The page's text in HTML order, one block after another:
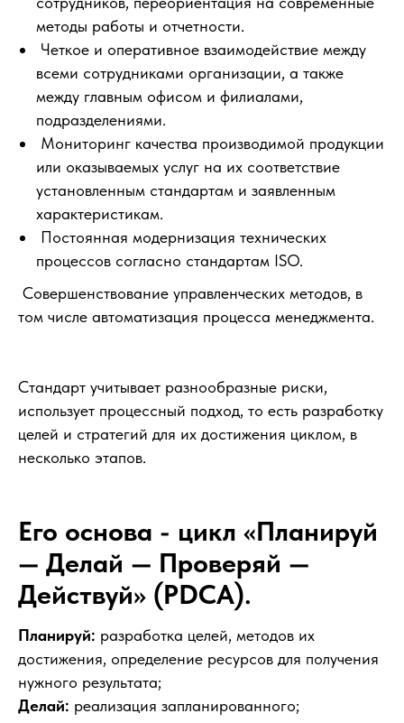
методы работы и отчетности.
Четкое и оперативное взаимодействие между
всеми сотрудниками организации, а также
между главным офисом и филиалами,
подразделениями.
Мониторинг качества производимой продукции
или оказываемых услуг на их соответствие
установленным стандартам и заявленным
характеристикам.
Постоянная модернизация технических
процессов согласно стандартам ISO.
Совершенствование управленческих методов, в
том числе автоматизация процесса менеджмента.
Стандарт учитывает разнообразные риски,
использует процессный подход, то есть разработку
целей и стратегий для их достижения циклом, в
несколько этапов.
Его основа - цикл «Планируй
— Делай — Проверяй —
Действуй» (PDCA).
Планируй: разработка целей, методов их
достижения, определение ресурсов для получения
нужного результата;
Делай: реализация запланированного;